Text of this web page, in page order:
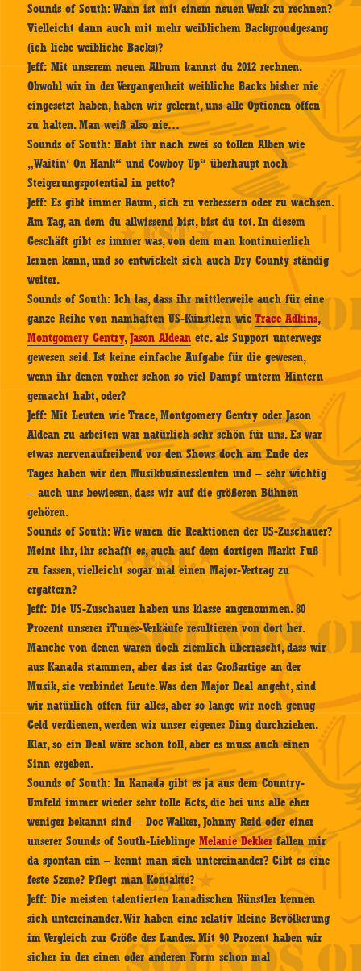
Sounds of South:Wann ist mit einem neuen Werk zu rechnen?
Vielleicht dann auch mit mehr weiblichem Backgroudgesang
(ich liebe weibliche Backs)?
Jeff: Mit unserem neuen Album kannst du 2012 rechnen.
Obwohl wir in der Vergangenheit weibliche Backs bisher nie
eingesetzt haben, haben wir gelernt, uns alle Optionen offen
zu halten. Man weiß also nie…
Sounds of South: Habt ihr nach zwei so tollen Alben wie
„Waitin‘ On Hank“ und Cowboy Up“ überhaupt noch
Steigerungspotential in petto?
Jeff: Es gibt immer Raum, sich zu verbessern oder zu wachsen.
Am Tag, an dem du allwissend bist, bist du tot. In diesem
Geschäft gibt es immer was, von dem man kontinuierlich
lernen kann, und so entwickelt sich auch Dry County ständig
weiter.
Sounds of South: Ich las, dass ihr mittlerweile auch für eine
ganze Reihe von namhaften US-Künstlern wieTrace Adkins,
Montgomery Gentry,Jason Aldean etc. als Support unterwegs
gewesen seid. Ist keine einfache Aufgabe für die gewesen,
wenn ihr denen vorher schon so viel Dampf unterm Hintern
gemacht habt, oder?
Jeff: Mit Leuten wie Trace, Montgomery Gentry oder Jason
Aldean zu arbeiten war natürlich sehr schön für uns. Es war
etwas nervenaufreibend vor den Shows doch am Ende des
Tages haben wir den Musikbusinessleuten und – sehr wichtig
– auch uns bewiesen, dass wir auf die größeren Bühnen
gehören.
Sounds of South:Wie waren die Reaktionen der US-Zuschauer?
Meint ihr, ihr schafft es, auch auf dem dortigen Markt Fuß
zu fassen, vielleicht sogar mal einen Major-Vertrag zu
ergattern?
Jeff: Die US-Zuschauer haben uns klasse angenommen. 80
Prozent unserer iTunes-Verkäufe resultieren von dort her.
Manche von denen waren doch ziemlich überrascht, dass wir
aus Kanada stammen, aber das ist das Großartige an der
Musik, sie verbindet Leute. Was den Major Deal angeht, sind
wir natürlich offen für alles, aber so lange wir noch genug
Geld verdienen, werden wir unser eigenes Ding durchziehen.
Klar, so ein Deal wäre schon toll, aber es muss auch einen
Sinn ergeben.
Sounds of South: In Kanada gibt es ja aus dem Country-
Umfeld immer wieder sehr tolle Acts, die bei uns alle eher
weniger bekannt sind – Doc Walker, Johnny Reid oder einer
unsererSounds of South-LieblingeMelanie Dekker fallen mir
da spontan ein – kennt man sich untereinander? Gibt es eine
feste Szene? Pflegt man Kontakte?
Jeff: Die meisten talentierten kanadischen Künstler kennen
sich untereinander. Wir haben eine relativ kleine Bevölkerung
im Vergleich zur Größe des Landes. Mit 90 Prozent haben wir
sicher in der einen oder anderen Form schon mal